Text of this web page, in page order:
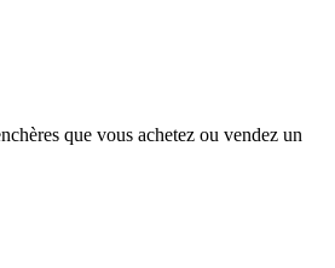
que vous achetez ou vendez un